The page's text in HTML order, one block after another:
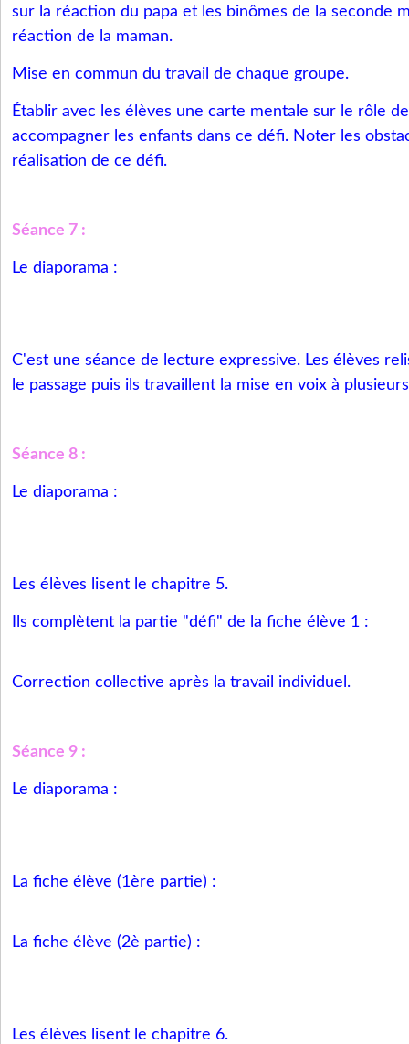
sur la réaction du papa et les binômes de la seconde
réaction de la maman.
Mise en commun du travail de chaque groupe.
Établir avec les élèves une carte mentale sur le rôle
accompagner les enfants dans ce défi. Noter les
réalisation de ce défi.
Séance 7 :
Le diaporama :
C'est une séance de lecture expressive. Les élèves
le passage puis ils travaillent la mise en voix à
Séance 8 :
Le diaporama :
Les élèves lisent le chapitre 5.
Ils complètent la partie "défi" de la fiche élève 1 :
Correction collective après la travail individuel.
Séance 9 :
Le diaporama :
La fiche élève (1ère partie) :
La fiche élève (2è partie) :
Les élèves lisent le chapitre 6.